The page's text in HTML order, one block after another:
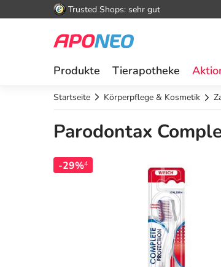
Trusted Shops: sehr gut
Produkte Tierapotheke
Startseite Körperpflege & Kosmetik
Parodontax
-29%4